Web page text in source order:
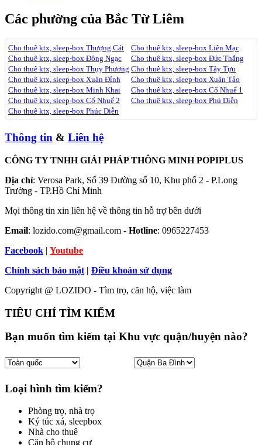
Các phường của Bắc Từ Liêm
Cho thuê ktx, sleep-box Thượng Cát
Cho thuê ktx, sleep-box Liên Mạc
Cho thuê ktx, sleep-box Đông Ngạc
Cho thuê ktx, sleep-box Đức Thắng
Cho thuê ktx, sleep-box Thụy Phương Cho thuê ktx, sleep-box Tây Tựu
Cho thuê ktx, sleep-box Xuân Đỉnh
Cho thuê ktx, sleep-box Xuân Tảo
Cho thuê ktx, sleep-box Minh Khai
Cho thuê ktx, sleep-box Cổ Nhuế 1
Cho thuê ktx, sleep-box Cổ Nhuế 2
Cho thuê ktx, sleep-box Phú Diễn
Cho thuê ktx, sleep-box Phúc Diễn
Thông tin & Liên hệ
CÔNG TY TNHH GIẢI PHÁP THÔNG MINH POPIPLUS
Địa chỉ: Verosa Park, Số 39 Đường số 10, Khu phố 2 - P.Long
Trường - TP.Hồ Chí Minh
Mọi thông tin xin liên hệ về thông tin hỗ trợ bên dưới
Email: lozido.com@gmail.com - Hotline: 0965227453
Facebook | Youtube
Chính sách bảo mật | Điều khoản sử dụng
Copyright @ LOZIDO - Tìm trọ, căn hộ, việc làm
TIÊU CHÍ TÌM KIẾM
Bạn muốn tìm kiếm tại Khu vực quận/huyện nào?
Loại hình tìm kiếm?
Phòng trọ, nhà trọ
Ký túc xá, sleepbox
Nhà cho thuê
Căn hộ chung cư